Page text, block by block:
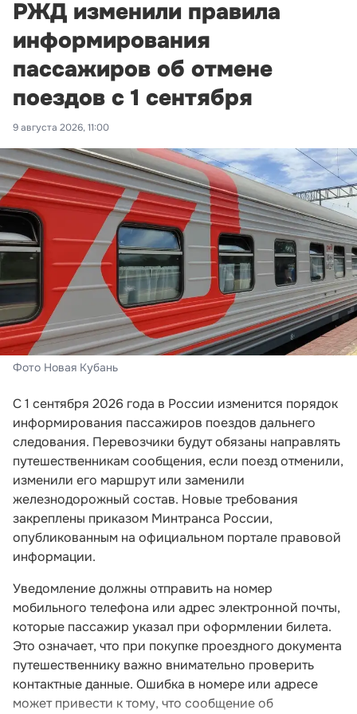
РЖД изменили правила
информирования
пассажиров об отмене
поездов с 1 сентября
9 августа 2026, 11:00
Фото Новая Кубань
С 1 сентября 2026 года в России изменится порядок
информирования пассажиров поездов дальнего
следования. Перевозчики будут обязаны направлять
путешественникам сообщения, если поезд отменили,
изменили его маршрут или заменили
железнодорожный состав. Новые требования
закреплены приказом Минтранса России,
опубликованным на официальном портале правовой
информации.
Уведомление должны отправить на номер
мобильного телефона или адрес электронной почты,
которые пассажир указал при оформлении билета.
Это означает, что при покупке проездного документа
путешественнику важно внимательно проверить
контактные данные. Ошибка в номере или адресе
может привести к тому, что сообщение об